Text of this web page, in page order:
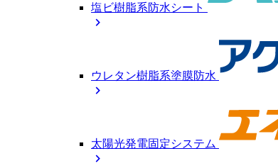
塩ビ樹脂系防水シート
chevron_right
ウレタン樹脂系塗膜防水
chevron_right
太陽光発電固定システム
chevron_right